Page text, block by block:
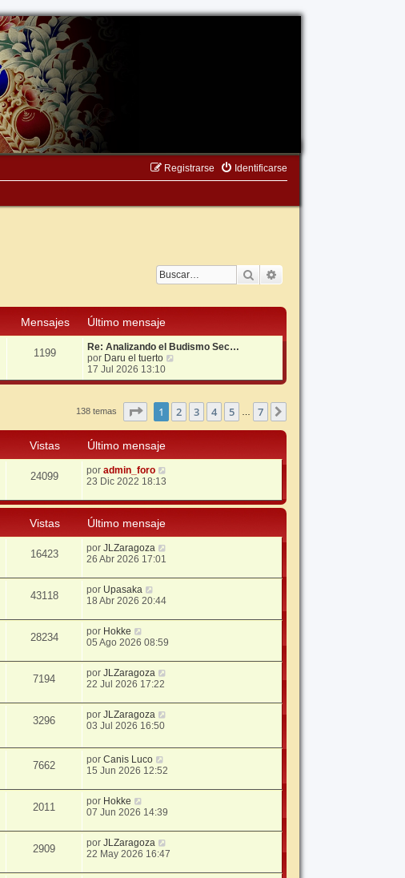
Identificarse
Registrarse
Buscar
Mensajes
Último mensaje
1199
Re: Analizando el Budismo Sec…
por Daru el tuerto
r
l
t
i
m
a
17 Jul 2026 13:10
138 temas Página1 de
1 2 3 4 5 7
Vistas
Último mensaje
24099 poradmin_foro
23 Dic 2022 18:13
Vistas
Último mensaje
16423 porJLZaragoza
26 Abr 2026 17:01
43118 por Upasaka
18 Abr 2026 20:44
28234 por Hokke
05 Ago 2026 08:59
7194 porJLZaragoza
22 Jul 2026 17:22
3296 porJLZaragoza
03 Jul 2026 16:50
7662 porCanis Luco
15 Jun 2026 12:52
2011 por Hokke
07 Jun 2026 14:39
2909 porJLZaragoza
22 May 2026 16:47